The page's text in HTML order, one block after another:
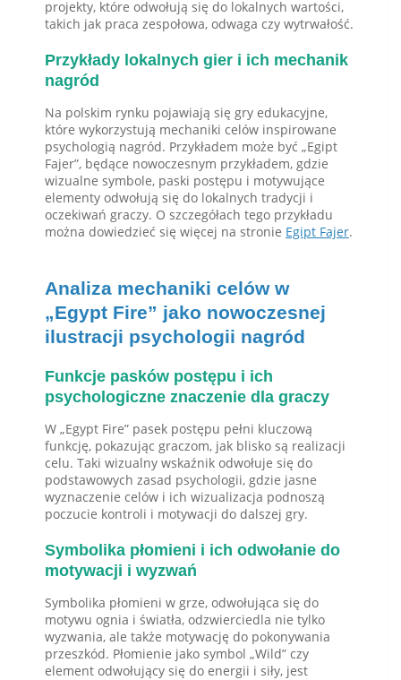
projekty, które odwołują się do lokalnych wartości,
takich jak praca zespołowa, odwaga czy wytrwałość.
Przykłady lokalnych gier i ich mechanik
nagród
Na polskim rynku pojawiają się gry edukacyjne,
które wykorzystują mechaniki celów inspirowane
psychologią nagród. Przykładem może być „Egipt
Fajer”, będące nowoczesnym przykładem, gdzie
wizualne symbole, paski postępu i motywujące
elementy odwołują się do lokalnych tradycji i
oczekiwań graczy. O szczegółach tego przykładu
można dowiedzieć się więcej na stronie Egipt Fajer.
Analiza mechaniki celów w
„Egypt Fire” jako nowoczesnej
ilustracji psychologii nagród
Funkcje pasków postępu i ich
psychologiczne znaczenie dla graczy
W „Egypt Fire” pasek postępu pełni kluczową
funkcję, pokazując graczom, jak blisko są realizacji
celu. Taki wizualny wskaźnik odwołuje się do
podstawowych zasad psychologii, gdzie jasne
wyznaczenie celów i ich wizualizacja podnoszą
poczucie kontroli i motywacji do dalszej gry.
Symbolika płomieni i ich odwołanie do
motywacji i wyzwań
Symbolika płomieni w grze, odwołująca się do
motywu ognia i światła, odzwierciedla nie tylko
wyzwania, ale także motywację do pokonywania
przeszkód. Płomienie jako symbol „Wild” czy
element odwołujący się do energii i siły, jest